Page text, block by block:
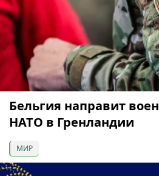
Бельгия направит
НАТО в Гренландии
МИР